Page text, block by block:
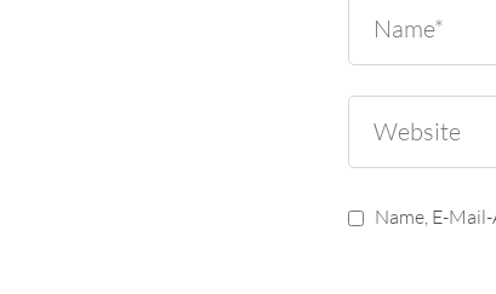
Name, E-